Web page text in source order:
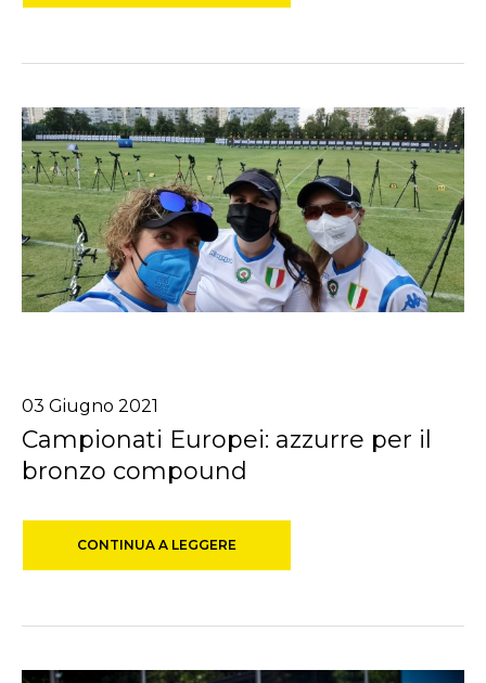
03 Giugno 2021
Campionati Europei: azzurre per il
bronzo compound
CONTINUA A LEGGERE